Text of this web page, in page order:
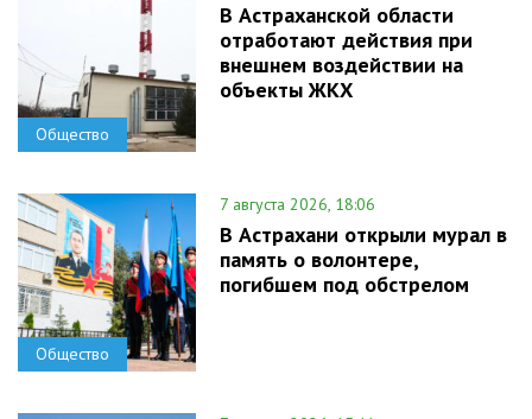
Общество
В Астраханской области
отработают действия при
внешнем воздействии на
объекты ЖКХ
Общество
7 августа 2026, 18:06
В Астрахани открыли мурал в
память о волонтере,
погибшем под обстрелом